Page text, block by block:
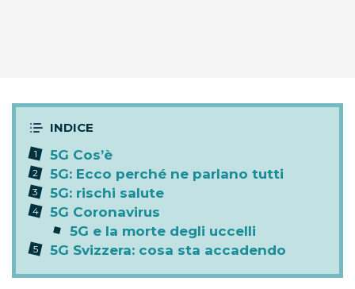
5G Cos’è
5G: Ecco perché ne parlano tutti
5G: rischi salute
5G Coronavirus
5G e la morte degli uccelli
5G Svizzera: cosa sta accadendo